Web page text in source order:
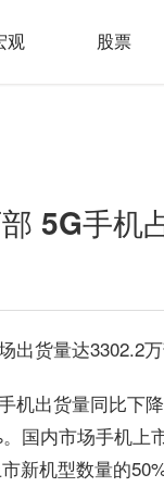
观 股票
5G手机
货量达3302.2
机出货量同比下
国内市场手机上
新机型数量的50%